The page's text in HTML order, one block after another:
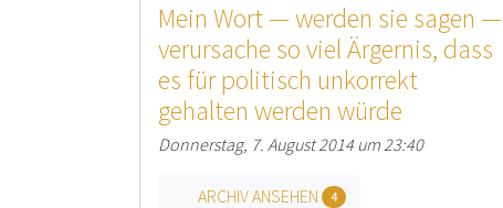
Mein Wort — werden sie sagen —
verursache so viel Ärgernis, dass
es für politisch unkorrekt
gehalten werden würde
Donnerstag, 7. August 2014 um 23:40
ARCHIV ANSEHEN 4